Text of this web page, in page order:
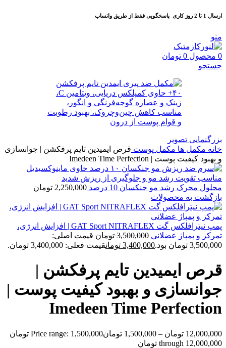
ارسال 1 تا 2 روز کاری پاسخگویی فقط از طریق واتساپ
منو
0 محصول 0 تومان
جستجو
بزرگنمایی تصویر
خانه مكمل ها مکمل پوست قرص ایمیدین تایم پرفکشن | جوانسازی
و بهبود کیفیت پوست | Imedeen Time Perfection
محلول محرک رشد مو جنکسان 10 درصد 2,250,000 تومان
بازگشت به محصولات
پمپ نیترافلکس گت GAT Sport NITRAFLEX | افزایش انرژی،
تمرکز و پمپاژ عضلانی 3,500,000 تومان قیمت اصلی:
3,500,000 تومان بود.
3,400,000 تومانقیمت فعلی: 3,400,000 تومان.
قرص ایمیدین تایم پرفکشن |
جوانسازی و بهبود کیفیت پوست |
Imedeen Time Perfection
12,000,000 تومان –
1,500,000 تومان
Price range: 1,500,000 تومان
through 12,000,000 تومان